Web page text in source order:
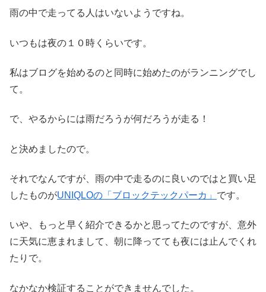
雨の中で走ってる人はいないようですね。
いつもは夜の１０時くらいです。
私はブログを始めるのと同時に始めたのがランニングでし
て。
で、やるからには雨だろうが何だろうが走る！
と決めましたので。
それでなんですが、雨の中で走るのに良いのではと買い足
したものがUNIQLOの「ブロックテックパーカ」 です。
いや、もっと早く紹介できるかと思ってたのですが、意外
に天気に恵まれまして、朝に降ってても夜には止んでくれ
たりで。
なかなか検証することができませんでした。